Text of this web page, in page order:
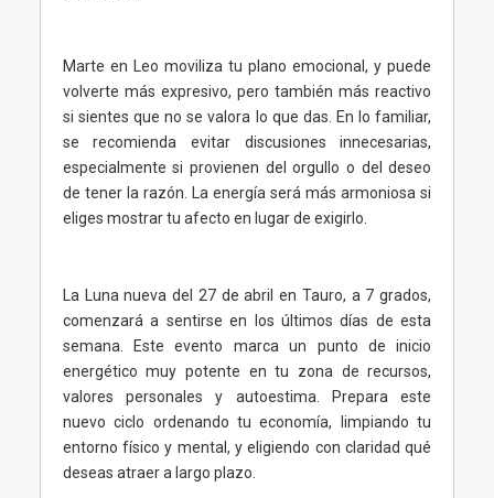
Marte en Leo moviliza tu plano emocional, y puede
volverte más expresivo, pero también más reactivo
si sientes que no se valora lo que das. En lo familiar,
se recomienda evitar discusiones innecesarias,
especialmente si provienen del orgullo o del deseo
de tener la razón. La energía será más armoniosa si
eliges mostrar tu afecto en lugar de exigirlo.
La Luna nueva del 27 de abril en Tauro, a 7 grados,
comenzará a sentirse en los últimos días de esta
semana. Este evento marca un punto de inicio
energético muy potente en tu zona de recursos,
valores personales y autoestima. Prepara este
nuevo ciclo ordenando tu economía, limpiando tu
entorno físico y mental, y eligiendo con claridad qué
deseas atraer a largo plazo.